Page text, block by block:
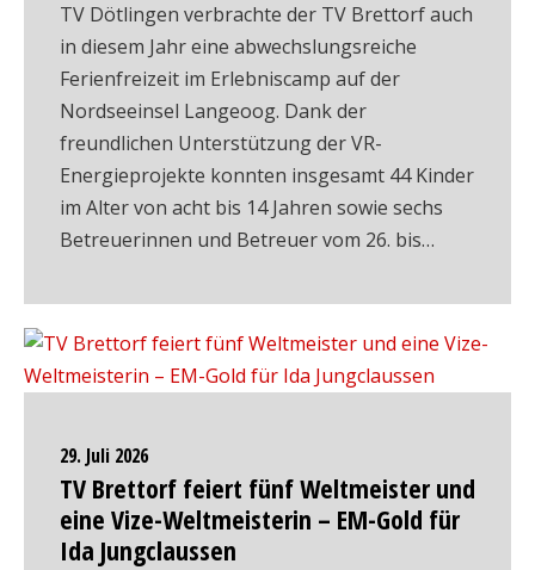
TV Dötlingen verbrachte der TV Brettorf auch
in diesem Jahr eine abwechslungsreiche
Ferienfreizeit im Erlebniscamp auf der
Nordseeinsel Langeoog. Dank der
freundlichen Unterstützung der VR-
Energieprojekte konnten insgesamt 44 Kinder
im Alter von acht bis 14 Jahren sowie sechs
Betreuerinnen und Betreuer vom 26. bis…
29. Juli 2026
TV Brettorf feiert fünf Weltmeister und
eine Vize-Weltmeisterin – EM-Gold für
Ida Jungclaussen